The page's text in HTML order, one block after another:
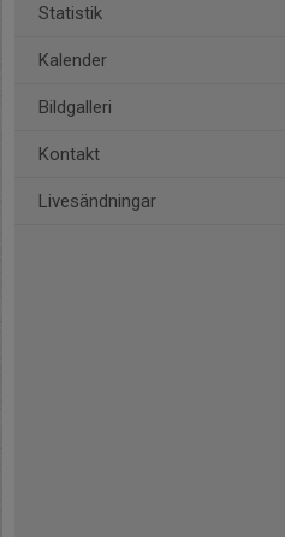
Statistik
Kalender
Bildgalleri
Kontakt
Livesändningar